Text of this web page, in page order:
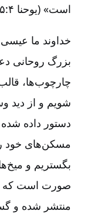
است‌» (یوحنا ۴:‏۳۵).
خداوند ما
بزرگ روحانی
چارچوب‌ها،
شویم و از دید
دستور داده
مسکن‌های خود
بگستریم و
صورت است که
منتشر شده و